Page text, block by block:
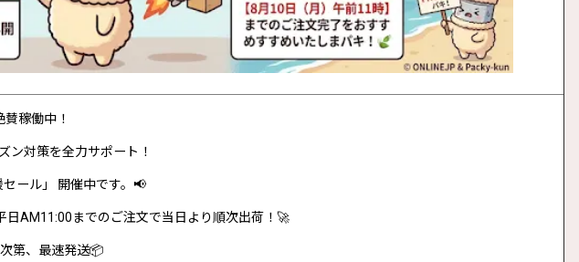
賛稼働中！
ン対策を全力サポート！
ール」 開催中です。📢
AM11:00までのご注文で当日より順次出荷！🚀
第、最速発送📦